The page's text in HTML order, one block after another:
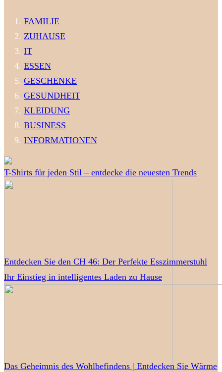
FAMILIE
ZUHAUSE
IT
ESSEN
GESCHENKE
GESUNDHEIT
KLEIDUNG
BUSINESS
INFORMATIONEN
T-Shirts für jeden Stil – entdecke die neuesten Trends
Entdecken Sie den CH 46: Der Perfekte Esszimmerstuhl
Ihr Einstieg in intelligentes Laden zu Hause
Das Geheimnis des Wohlbefindens | Entdecken Sie Wärme